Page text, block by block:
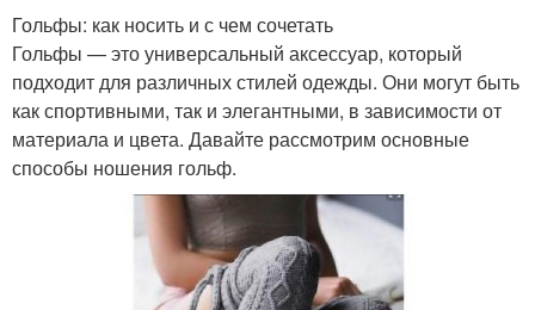
Гольфы: как носить и с чем сочетать
Гольфы — это универсальный аксессуар, который
подходит для различных стилей одежды. Они могут быть
как спортивными, так и элегантными, в зависимости от
материала и цвета. Давайте рассмотрим основные
способы ношения гольф.